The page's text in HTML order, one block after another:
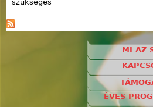
szükséges
MI AZ
ÉVES